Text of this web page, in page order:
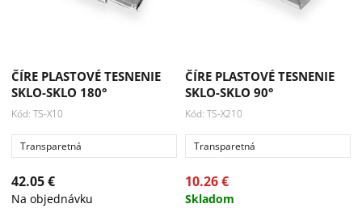
ČÍRE PLASTOVÉ TESNENIE
SKLO-SKLO 180°
Kód: TS-X10
Transparetná
42.05 €
Na objednávku
ČÍRE PLASTOVÉ TESNENIE
SKLO-SKLO 90°
Kód: TS-X210
Transparetná
10.26 €
Skladom